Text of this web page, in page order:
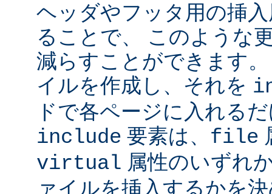
ヘッダやフッタ用の挿
ることで、 このような
減らすことができます
イルを作成し、それを
ドで各ページに入れる
include 要素は、 file
virtual 属性のいずれ
ァイルを挿入するかを